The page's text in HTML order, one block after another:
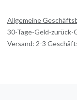
Allgemeine
30-Tage-Geld-zurück-
Versand: 2-3